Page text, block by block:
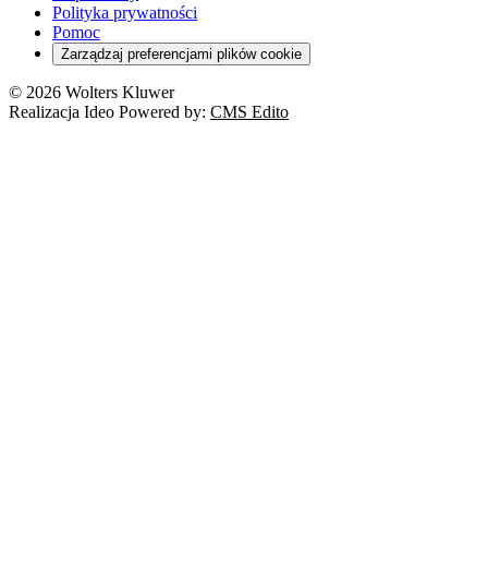
Deregulacja
Cyberbezpieczeństwo
Franczyza
Prawo autorskie
Orzeczenia
RODO
Polityka prywatności
Pomoc
Zarządzaj preferencjami plików cookie
© 2026 Wolters Kluwer
Realizacja Ideo Powered by: CMS Edito